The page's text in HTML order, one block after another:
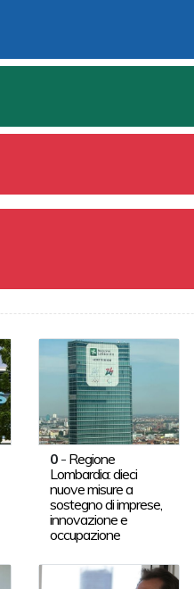
0- Regione
Lombardia: dieci
nuove misure a
sostegno di imprese,
innovazione e
occupazione